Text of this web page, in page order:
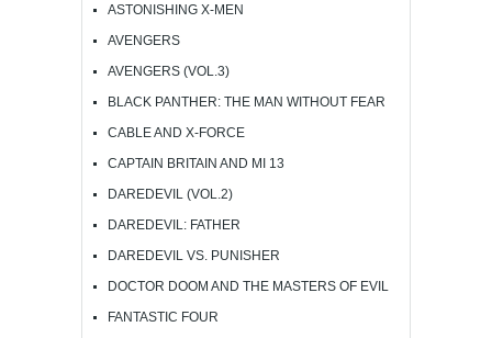
ASTONISHING X-MEN
AVENGERS
AVENGERS (VOL.3)
BLACK PANTHER: THE MAN WITHOUT FEAR
CABLE AND X-FORCE
CAPTAIN BRITAIN AND MI 13
DAREDEVIL (VOL.2)
DAREDEVIL: FATHER
DAREDEVIL VS. PUNISHER
DOCTOR DOOM AND THE MASTERS OF EVIL
FANTASTIC FOUR